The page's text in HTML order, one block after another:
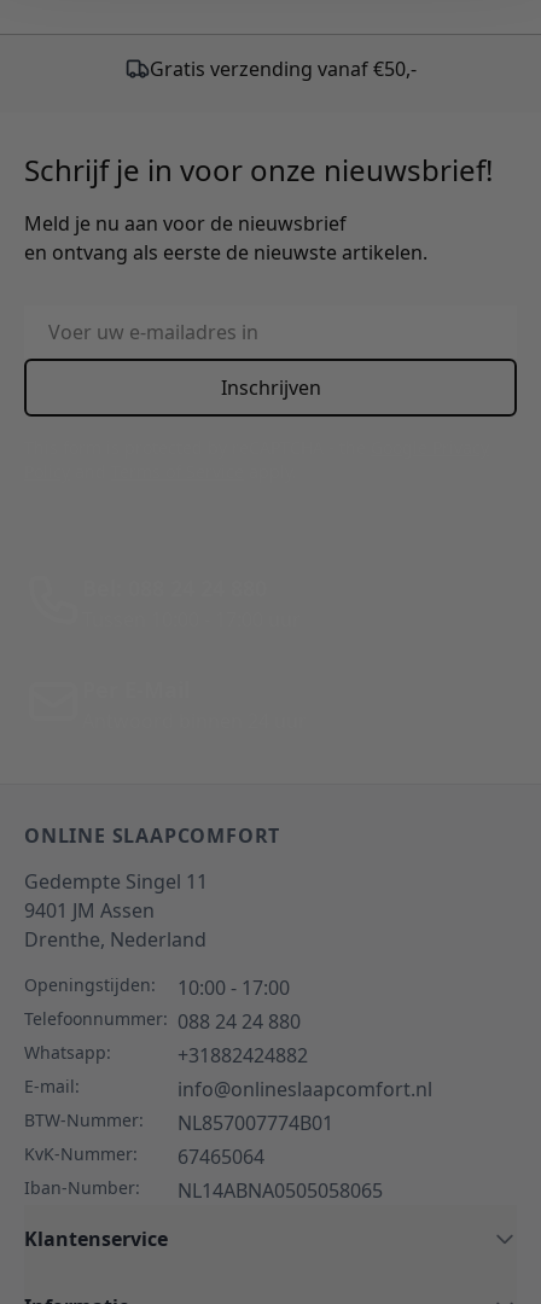
Schrijf je in voor onze nieuwsbrief!
Meld je nu aan voor de nieuwsbrief
en ontvang als eerste de nieuwste artikelen.
E-mailadres
Inschrijven
ONLINE SLAAPCOMFORT
Gedempte Singel 11
9401 JM Assen
Drenthe, Nederland
Openingstijden: 10:00 - 17:00
Telefoonnummer: 088 24 24 880
Whatsapp: +31882424882
E-mail: info@onlineslaapcomfort.nl
BTW-Nummer: NL857007774B01
KvK-Nummer: 67465064
Iban-Number:
NL14ABNA0505058065
Klantenservice